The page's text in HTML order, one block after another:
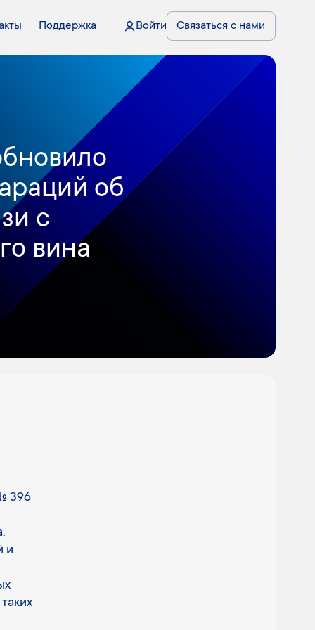
Поддержка Войти Связаться с нами
об
с
вина
396
и